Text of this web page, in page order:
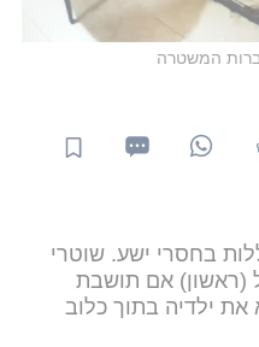
המשטרה
בחסרי ישע. שוטרי
(ראשון) אם תושבת
ילדיה בתוך כלוב